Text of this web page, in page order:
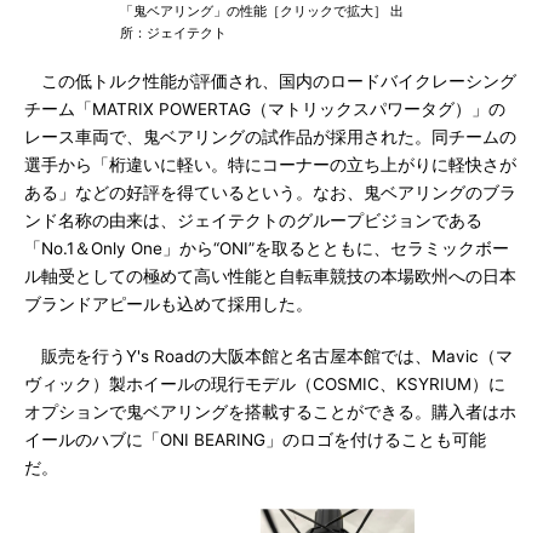
「鬼ベアリング」の性能［クリックで拡大］ 出
所：ジェイテクト
この低トルク性能が評価され、国内のロードバイクレーシング
チーム「MATRIX POWERTAG（マトリックスパワータグ）」の
レース車両で、鬼ベアリングの試作品が採用された。同チームの
選手から「桁違いに軽い。特にコーナーの立ち上がりに軽快さが
ある」などの好評を得ているという。なお、鬼ベアリングのブラ
ンド名称の由来は、ジェイテクトのグループビジョンである
「No.1＆Only One」から“ONI”を取るとともに、セラミックボー
ル軸受としての極めて高い性能と自転車競技の本場欧州への日本
ブランドアピールも込めて採用した。
販売を行うY's Roadの大阪本館と名古屋本館では、Mavic（マ
ヴィック）製ホイールの現行モデル（COSMIC、KSYRIUM）に
オプションで鬼ベアリングを搭載することができる。購入者はホ
イールのハブに「ONI BEARING」のロゴを付けることも可能
だ。